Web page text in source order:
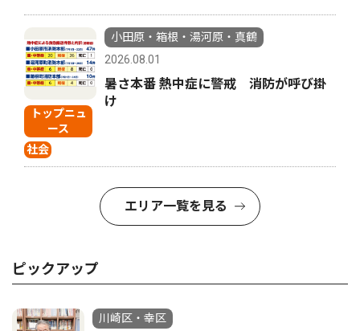
トップニュ
ース
社会
小田原・箱根・湯河原・真鶴
2026.08.01
暑さ本番 熱中症に警戒 消防が呼び掛
け
エリア一覧を見る
ピックアップ
川崎区・幸区